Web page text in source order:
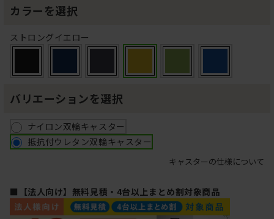
カラーを選択
ストロングイエロー
バリエーションを選択
ナイロン双輪キャスター
抵抗付ウレタン双輪キャスター
キャスターの仕様について
■【法人向け】無料見積・4台以上まとめ割対象商品